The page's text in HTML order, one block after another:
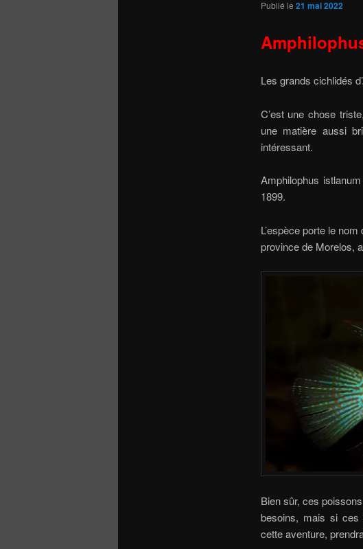
Publié le 21 mai 2022
Les grands cichlidés
C’est une chose
une matière aussi
intéressant.
Amphilophus
1899.
L’espèce porte le
province de Morelos,
Bien sûr, ces
besoins, mais si ces
cette aventure,